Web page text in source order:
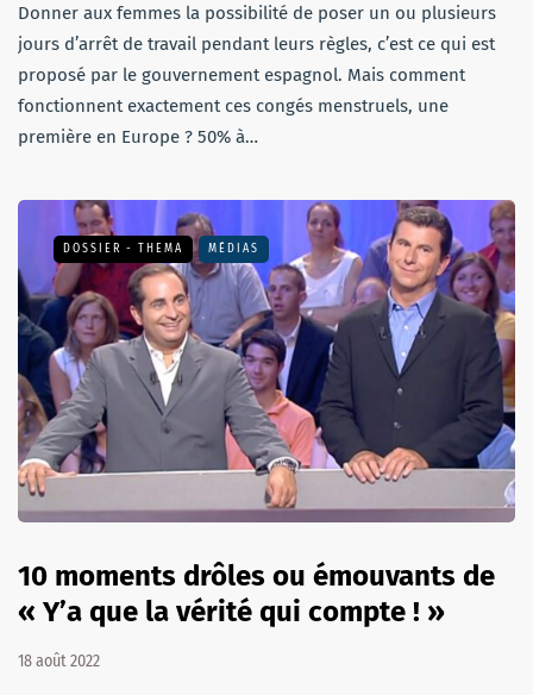
Donner aux femmes la possibilité de poser un ou plusieurs
jours d’arrêt de travail pendant leurs règles, c’est ce qui est
proposé par le gouvernement espagnol. Mais comment
fonctionnent exactement ces congés menstruels, une
première en Europe ? 50% à…
DOSSIER - THEMA MÉDIAS
10 moments drôles ou émouvants de
« Y’a que la vérité qui compte ! »
18 août 2022